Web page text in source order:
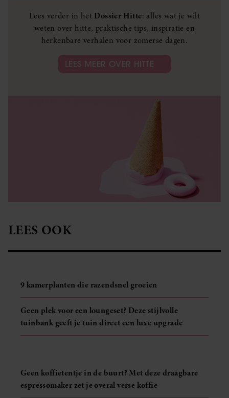
Lees verder in het Dossier Hitte: alles wat je wilt
weten over hitte, praktische tips, inspiratie en
herkenbare verhalen voor zomerse dagen.
LEES MEER OVER HITTE
LEES OOK
9 kamerplanten die razendsnel groeien
Geen plek voor een loungeset? Deze stijlvolle
tuinbank geeft je tuin direct een luxe upgrade
Geen koffietentje in de buurt? Met deze draagbare
espressomaker zet je overal verse koffie